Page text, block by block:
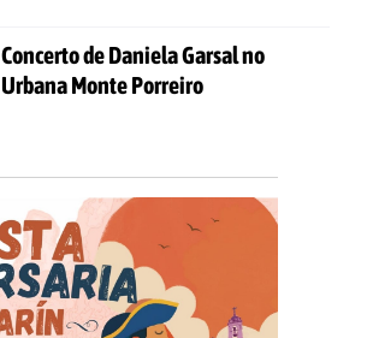
Concerto de Daniela Garsal no
Urbana Monte Porreiro